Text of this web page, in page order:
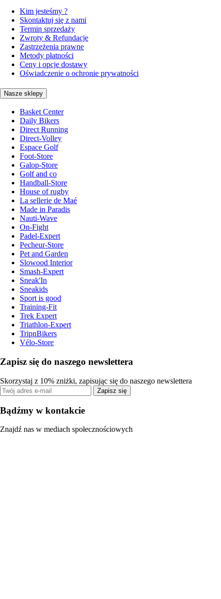
Kim jesteśmy ?
Skontaktuj się z nami
Termin sprzedaży
Zwroty & Refundacje
Zastrzeżenia prawne
Metody płatności
Ceny i opcje dostawy
Oświadczenie o ochronie prywatności
Nasze sklepy
Basket Center
Daily Bikers
Direct Running
Direct-Volley
Espace Golf
Foot-Store
Galop-Store
Golf and co
Handball-Store
House of rugby
La sellerie de Maé
Made in Paradis
Nauti-Wave
On-Fight
Padel-Expert
Pecheur-Store
Pet and Garden
Slowood Interior
Smash-Expert
Sneak'In
Sneakids
Sport is good
Training-Fit
Trek Expert
Triathlon-Expert
TripnBikers
Vélo-Store
Zapisz się do naszego newslettera
Skorzystaj z 10% zniżki, zapisując się do naszego newslettera
Zapisz się
Bądźmy w kontakcie
Znajdź nas w mediach społecznościowych